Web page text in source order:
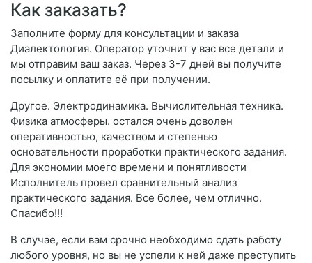
Как заказать?
Заполните форму для консультации и заказа
Диалектология. Оператор уточнит у вас все детали и
мы отправим ваш заказ. Через 3-7 дней вы получите
посылку и оплатите её при получении.
Другое. Электродинамика. Вычислительная техника.
Физика атмосферы. остался очень доволен
оперативностью, качеством и степенью
основательности проработки практического задания.
Для экономии моего времени и понятливости
Исполнитель провел сравнительный анализ
практического задания. Все более, чем отлично.
Спасибо!!!
В случае, если вам срочно необходимо сдать работу
любого уровня, но вы не успели к ней даже преступить